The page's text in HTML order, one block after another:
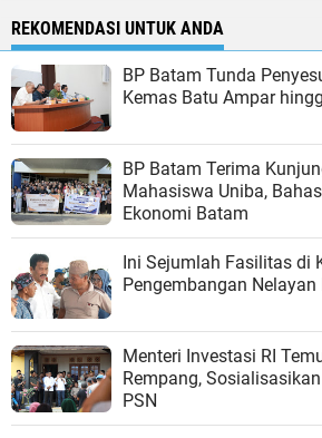
REKOMENDASI UNTUK ANDA
BP Batam Tunda
Kemas Batu Ampar
BP Batam Terima
Mahasiswa Uniba,
Ekonomi Batam
Ini Sejumlah Fasilitas di
Pengembangan
Menteri Investasi RI
Rempang,
PSN